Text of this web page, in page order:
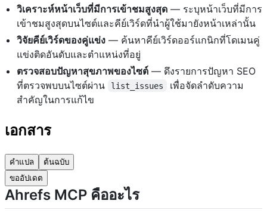
วิเคราะห์หน้าเว็บที่มีการเข้าชมสูงสุด — ระบุหน้าเว็บที่มีการ
เข้าชมสูงสุดบนไซต์และคีย์เวิร์ดที่นำผู้ใช้มายังหน้าเหล่านั้น
วิจัยคีย์เวิร์ดของคู่แข่ง — ค้นหาคีย์เวิร์ดออร์แกนิกที่โดเมนคู่
แข่งติดอันดับและตำแหน่งที่อยู่
ตรวจสอบปัญหาสุขภาพของไซต์ — ดึงรายการปัญหา SEO
ที่ตรวจพบบนไซต์ผ่าน
list_issues
เพื่อจัดลำดับความ
สำคัญในการแก้ไข
เอกสาร
คำแปล
ต้นฉบับ
ขออัปเดต
Ahrefs MCP คืออะไร